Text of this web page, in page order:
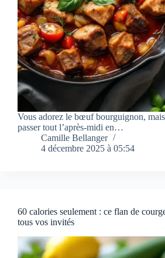
Vous adorez le bœuf bourguignon,
passer tout l’après-midi en…
Camille Bellanger
4 décembre 2025 à 05:54
60 calories seulement : ce flan de
tous vos invités